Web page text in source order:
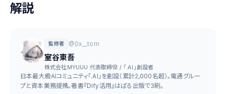
解説
監修者 @0x__tom
室谷東吾
株式会社MYUUU 代表取締役 / 「.AI」創設者
日本最大級AIコミュニティ「.AI」を創設（累計2,000名超）。電通グルー
プと資本業務提携。著書『Dify活用』はぱる出版で3刷。